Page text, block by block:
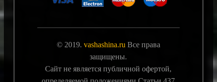
© 2019. vashashina.ru Все права
защищены.
Сайт не является публичной офертой,